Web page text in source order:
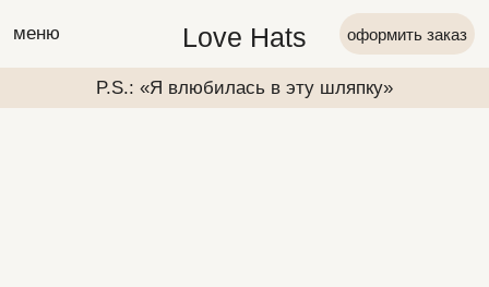
Love Hats
меню оформить заказ
P.S.: «Я влюбилась в эту шляпку» P.S.: «Я